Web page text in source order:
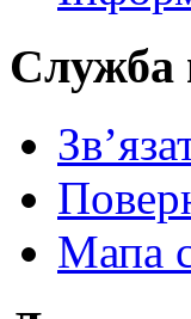
Служба
Мапа